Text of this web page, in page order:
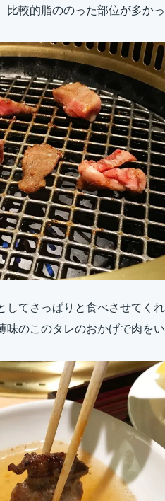
比較的脂ののった部位が多かっ
してさっぱりと食べさせてくれ
味のこのタレのおかげで肉をい